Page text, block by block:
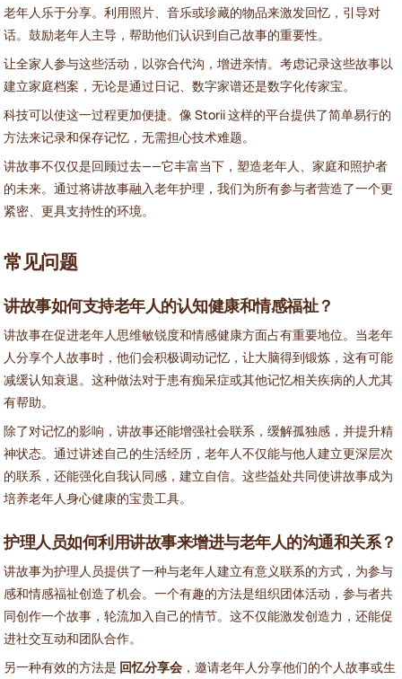
老年人乐于分享。利用照片、音乐或珍藏的物品来激发回忆，引导对
话。鼓励老年人主导，帮助他们认识到自己故事的重要性。
让全家人参与这些活动，以弥合代沟，增进亲情。考虑记录这些故事以
建立家庭档案，无论是通过日记、数字家谱还是数字化传家宝。
科技可以使这一过程更加便捷。像 Storii 这样的平台提供了简单易行的
方法来记录和保存记忆，无需担心技术难题。
讲故事不仅仅是回顾过去——它丰富当下，塑造老年人、家庭和照护者
的未来。通过将讲故事融入老年护理，我们为所有参与者营造了一个更
紧密、更具支持性的环境。
常见问题
讲故事如何支持老年人的认知健康和情感福祉？
讲故事在促进老年人思维敏锐度和情感健康方面占有重要地位。当老年
人分享个人故事时，他们会积极调动记忆，让大脑得到锻炼，这有可能
减缓认知衰退。这种做法对于患有痴呆症或其他记忆相关疾病的人尤其
有帮助。
除了对记忆的影响，讲故事还能增强社会联系，缓解孤独感，并提升精
神状态。通过讲述自己的生活经历，老年人不仅能与他人建立更深层次
的联系，还能强化自我认同感，建立自信。这些益处共同使讲故事成为
培养老年人身心健康的宝贵工具。
护理人员如何利用讲故事来增进与老年人的沟通和关系？
讲故事为护理人员提供了一种与老年人建立有意义联系的方式，为参与
感和情感福祉创造了机会。一个有趣的方法是组织团体活动，参与者共
同创作一个故事，轮流加入自己的情节。这不仅能激发创造力，还能促
进社交互动和团队合作。
另一种有效的方法是 回忆分享会 ，邀请老年人分享他们的个人故事或生